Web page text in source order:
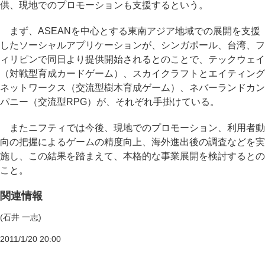
供、現地でのプロモーションも支援するという。
まず、ASEANを中心とする東南アジア地域での展開を支援
したソーシャルアプリケーションが、シンガポール、台湾、フ
ィリピンで同日より提供開始されるとのことで、テックウェイ
（対戦型育成カードゲーム）、スカイクラフトとエイティング
ネットワークス（交流型樹木育成ゲーム）、ネバーランドカン
パニー（交流型RPG）が、それぞれ手掛けている。
またニフティでは今後、現地でのプロモーション、利用者動
向の把握によるゲームの精度向上、海外進出後の調査などを実
施し、この結果を踏まえて、本格的な事業展開を検討するとの
こと。
関連情報
(石井 一志)
2011/1/20 20:00